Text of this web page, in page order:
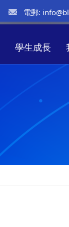
電郵:
學生成長